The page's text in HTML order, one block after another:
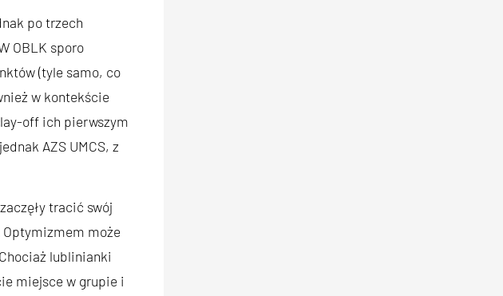
po trzech
OBLK sporo
(tyle samo, co
w kontekście
off ich pierwszym
AZS UMCS, z
tracić swój
może
lublinianki
miejsce w grupie i